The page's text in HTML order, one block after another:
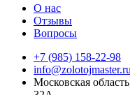
О нас
Отзывы
Вопросы
+7 (985) 158-22-98
info@zolotojmaster.ru
Московская